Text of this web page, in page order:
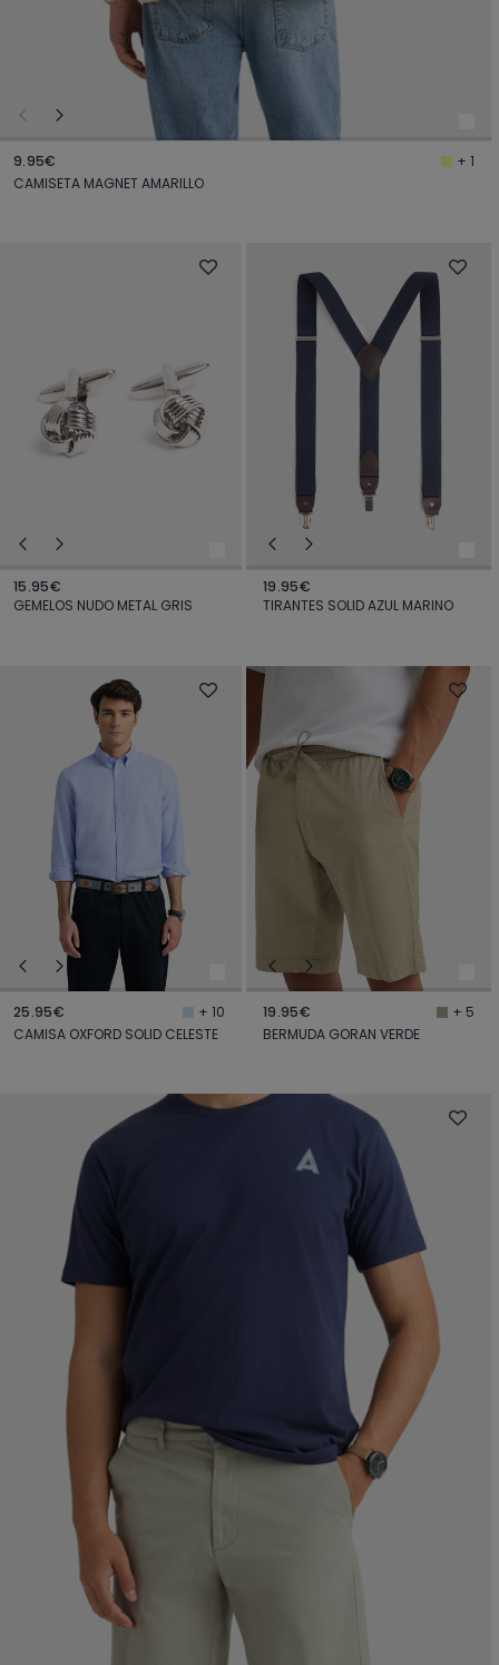
9.95€
+ 1
CAMISETA MAGNET AMARILLO
15.95€
GEMELOS NUDO METAL GRIS
19.95€
TIRANTES SOLID AZUL MARINO
25.95€
+ 10
CAMISA OXFORD SOLID CELESTE
19.95€
+ 5
BERMUDA GORAN VERDE